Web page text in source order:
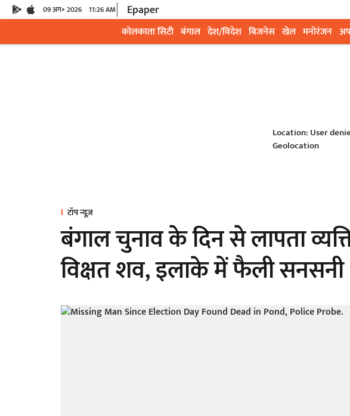
09 अग॰ 2026 11:26 AM Epaper
कोलकाता सिटी बंगाल देश/विदेश बिजनेस खेल मनोरंजन
Location: User
Geolocation
टॉप न्यूज़
बंगाल चुनाव के दिन से लापता
विक्षत शव, इलाके में फैली सनसनी